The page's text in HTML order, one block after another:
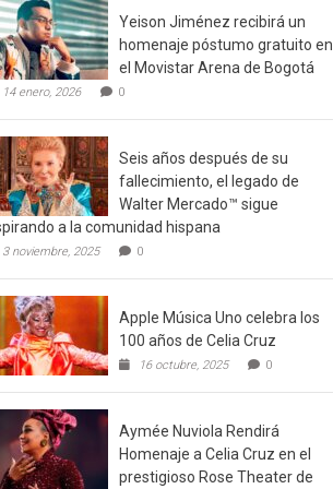
Yeison Jiménez recibirá un
homenaje póstumo gratuito en
el Movistar Arena de Bogotá
14 enero, 2026 0
Seis años después de su
fallecimiento, el legado de
Walter Mercado™ sigue
a la comunidad hispana
3 noviembre, 2025 0
Apple Música Uno celebra los
100 años de Celia Cruz
16 octubre, 2025 0
Aymée Nuviola Rendirá
Homenaje a Celia Cruz en el
prestigioso Rose Theater de